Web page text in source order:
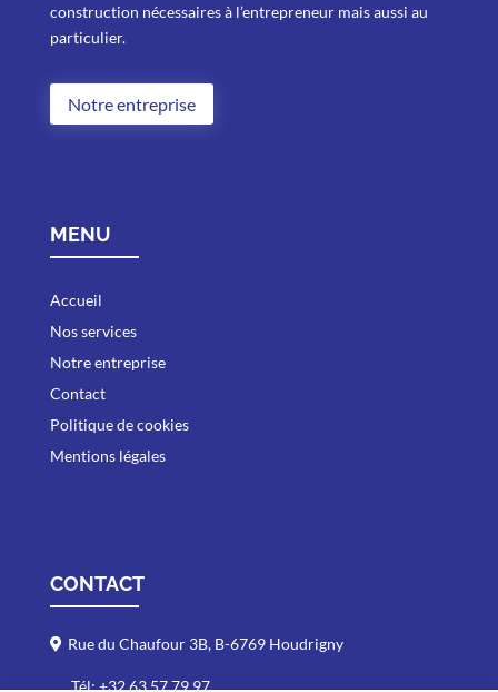
construction nécessaires à l’entrepreneur mais aussi au
particulier.
Notre entreprise
MENU
Accueil
Nos services
Notre entreprise
Contact
Politique de cookies
Mentions légales
CONTACT
Rue du Chaufour 3B, B-6769 Houdrigny
Tél: +32 63 57 79 97